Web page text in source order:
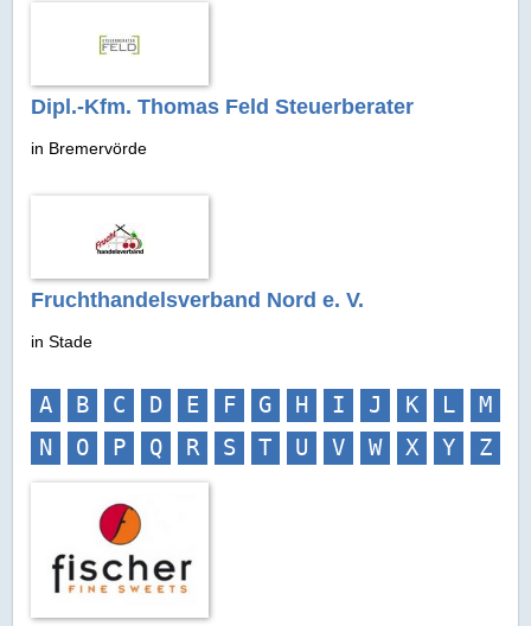
Dipl.-Kfm. Thomas Feld Steuerberater
in Bremervörde
Fruchthandelsverband Nord e. V.
in Stade
A B C D E F G H I J K L
M
N
O P Q R S T U V W X Y Z